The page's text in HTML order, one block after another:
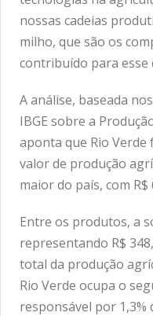
nossas cadeias
milho, que são os
contribuído para esse
A análise, baseada
IBGE sobre a
aponta que Rio
valor de produção
maior do país, com R$
Entre os produtos, a
representando R$
total da produção
Rio Verde ocupa o
responsável por 1,3%